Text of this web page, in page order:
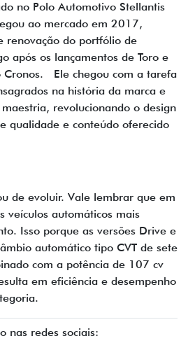
no Polo Automotivo Stellantis
ao mercado em 2017,
renovação do portfólio de
após os lançamentos de Toro e
Cronos. Ele chegou com a tarefa
na história da marca e
revolucionando o design
qualidade e conteúdo oferecido
de evoluir. Vale lembrar que em
veículos automáticos mais
Isso porque as versões Drive e
automático tipo CVT de sete
com a potência de 107 cv
em eficiência e desempenho
nas redes sociais: